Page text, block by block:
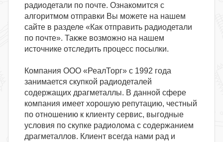
радиодетали по почте. Ознакомится с
алгоритмом отправки Вы можете на нашем
сайте в разделе «Как отправить радиодетали
по почте». Также возможно на нашем
источнике отследить процесс посылки.
Компания ООО «РеалТорг» с 1992 года
занимается скупкой радиодеталей
содержащих драгметаллы. В данной сфере
компания имеет хорошую репутацию, честный
по отношению к клиенту сервис, выгодные
условия по скупке радиолома с содержанием
драгметаллов. Клиент всегда нами рад и